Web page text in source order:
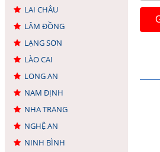
LAI CHÂU
LÂM ĐỒNG
LẠNG SƠN
LÀO CAI
LONG AN
NAM ĐỊNH
NHA TRANG
NGHỆ AN
NINH BÌNH